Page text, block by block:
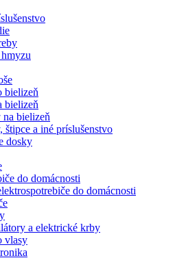
bielizeň
bielizeň
na bielizeň
štipce a iné príslušenstvo
dosky
do domácnosti
do domácnosti
a elektrické krby
vlasy